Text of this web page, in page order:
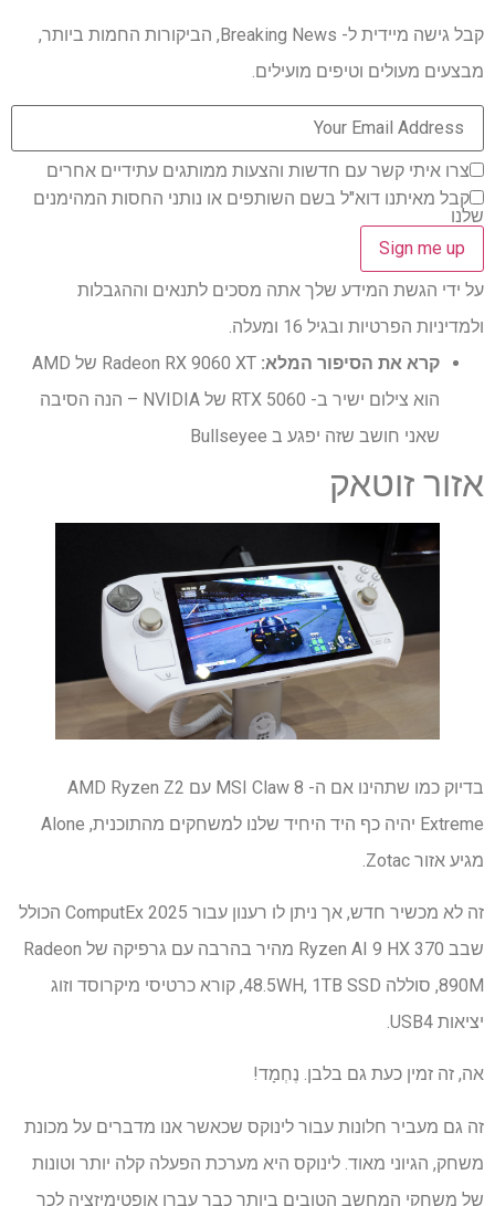
קבל גישה מיידית ל- Breaking News, הביקורות החמות ביותר,
מבצעים מעולים וטיפים מועילים.
צרו איתי קשר עם חדשות והצעות ממותגים עתידיים אחרים
קבל מאיתנו דוא"ל בשם השותפים או נותני החסות המהימנים
שלנו
על ידי הגשת המידע שלך אתה מסכים לתנאים וההגבלות
ולמדיניות הפרטיות ובגיל 16 ומעלה.
קרא את הסיפור המלא:
Radeon RX 9060 XT של AMD
הוא צילום ישיר ב- RTX 5060 של NVIDIA – הנה הסיבה
שאני חושב שזה יפגע ב Bullseyee
אזור זוטאק
בדיוק כמו שתהינו אם ה- MSI Claw 8 עם AMD Ryzen Z2
Extreme יהיה כף היד היחיד שלנו למשחקים מהתוכנית, Alone
מגיע אזור Zotac.
זה לא מכשיר חדש, אך ניתן לו רענון עבור ComputEx 2025 הכולל
שבב Ryzen AI 9 HX 370 מהיר בהרבה עם גרפיקה של Radeon
890M, סוללה 48.5WH, 1TB SSD, קורא כרטיסי מיקרוסד וזוג
יציאות USB4.
אה, זה זמין כעת גם בלבן. נֶחְמָד!
זה גם מעביר חלונות עבור לינוקס שכאשר אנו מדברים על מכונת
משחק, הגיוני מאוד. לינוקס היא מערכת הפעלה קלה יותר וטונות
של משחקי המחשב הטובים ביותר כבר עברו אופטימיזציה לכך